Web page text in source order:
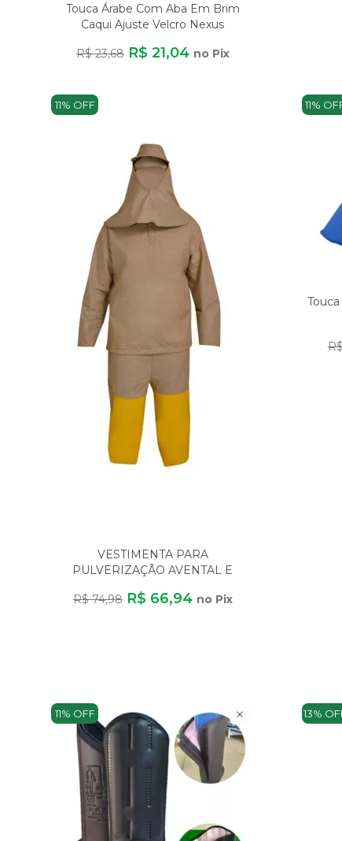
Touca Árabe Com Aba Em Brim
Caqui Ajuste Velcro Nexus
R$ 23,68 R$ 21,04 no Pix
11% OFF
VESTIMENTA PARA
PULVERIZAÇÃO AVENTAL E
AMERI
R$ 74,98 R$ 66,94 no Pix
11%
11% OFF 13%